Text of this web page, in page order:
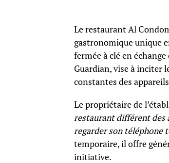
Le restaurant Al
gastronomique unique
fermée à clé en
Guardian, vise à inciter
constantes des
Le propriétaire de
restaurant différent des
regarder son téléphone
temporaire, il offre
initiative.